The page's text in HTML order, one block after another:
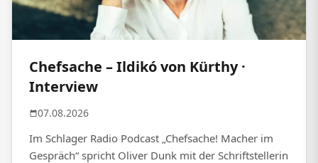
Chefsache – Ildikó von Kürthy ·
Interview
07.08.2026
Im Schlager Radio Podcast „Chefsache! Macher im
Gespräch“ spricht Oliver Dunk mit der Schriftstellerin